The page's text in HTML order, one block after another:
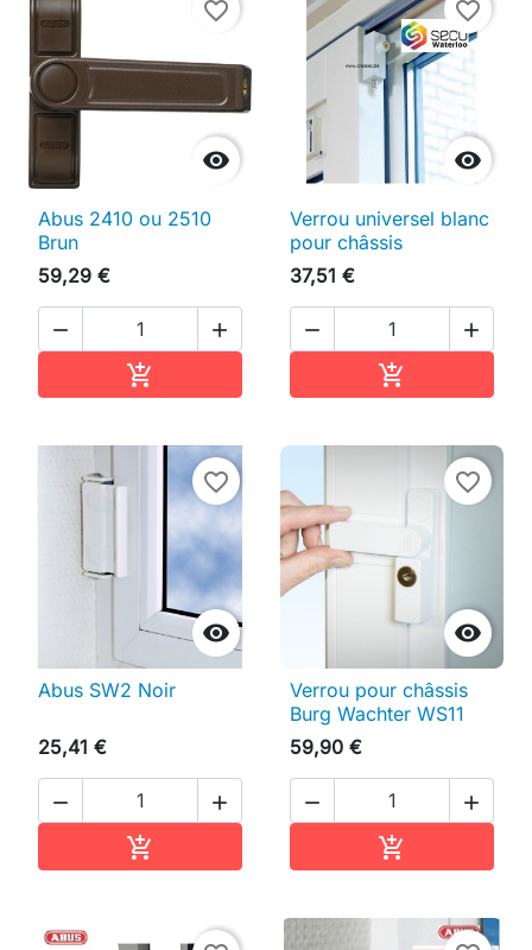

favorite_border
Abus 2410 ou 2510
Brun
59,29 €
 


favorite_border
Verrou universel blanc
pour châssis
37,51 €
 


favorite_border
Abus SW2 Noir
25,41 €
 


favorite_border
Verrou pour châssis
Burg Wachter WS11
59,90 €
 
